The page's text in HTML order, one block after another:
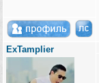
ExTamplier